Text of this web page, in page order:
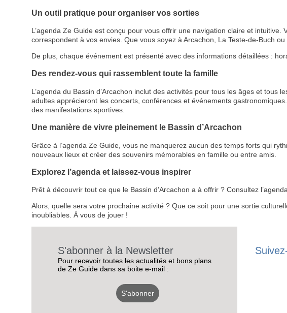
Un outil pratique pour organiser vos sorties
L’agenda Ze Guide est conçu pour vous offrir une navigation claire et
correspondent à vos envies. Que vous soyez à Arcachon, La Teste-de-Buch
De plus, chaque événement est présenté avec des informations détaillées :
Des rendez-vous qui rassemblent toute la famille
L’agenda du Bassin d’Arcachon inclut des activités pour tous les âges et
adultes apprécieront les concerts, conférences et événements
des manifestations sportives.
Une manière de vivre pleinement le Bassin d’Arcachon
Grâce à l’agenda Ze Guide, vous ne manquerez aucun des temps forts qui
nouveaux lieux et créer des souvenirs mémorables en famille ou entre amis.
Explorez l’agenda et laissez-vous inspirer
Prêt à découvrir tout ce que le Bassin d’Arcachon a à offrir ? Consultez
Alors, quelle sera votre prochaine activité ? Que ce soit pour une sortie
inoubliables. À vous de jouer !
S'abonner à la Newsletter
Pour recevoir toutes les actualités et bons plans
de Ze Guide dans sa boite e-mail :
S'abonner